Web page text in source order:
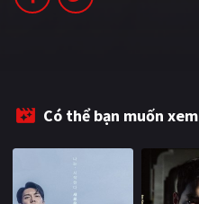
BLOG
Có thể bạn muốn xem